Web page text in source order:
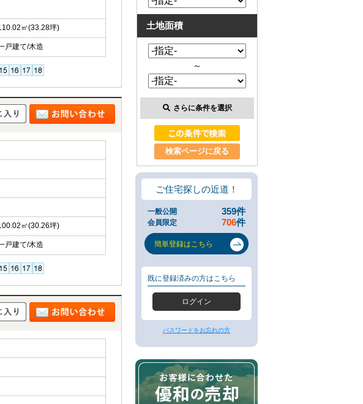
産
入
ー
ジ
へ
類
は
却
相
談
場
AI
産
却
ー
ジ
へ
㎡(33.28坪)
戸建て/木造
㎡(30.26坪)
戸建て/木造
土地面積
～
さらに条件を選択
検索ページに戻る
ご住宅探しの近道！
一般公開 359件
会員限定 706件
簡単登録はこちら
既に登録済みの方はこちら
ログイン
パスワードをお忘れの方